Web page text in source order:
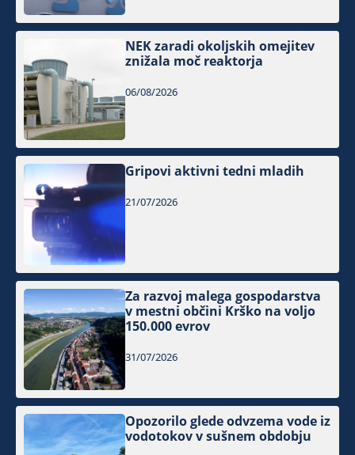
NEK zaradi okoljskih omejitev
znižala moč reaktorja
06/08/2026
Gripovi aktivni tedni mladih
21/07/2026
Za razvoj malega gospodarstva
v mestni občini Krško na voljo
150.000 evrov
31/07/2026
Opozorilo glede odvzema vode iz
vodotokov v sušnem obdobju